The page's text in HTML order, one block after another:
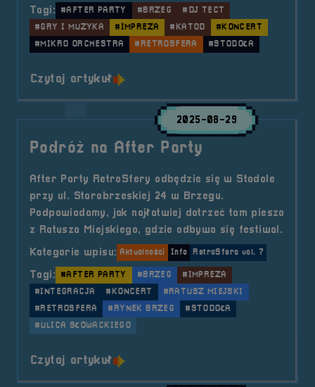
Tagi: #AFTER PARTY #BRZEG
#DJ TECT
#GRY I MUZYKA
#IMPREZA #KATOD
#KONCERT
#MIKRO ORCHESTRA
#RETROSFERA #STODOŁA
Czytaj artykuło tytule After Party Festiwalu
2025-08-29
Podróż na After Party
After Party RetroSfery odbędzie się w Stodole
przy ul. Starobrzeskiej 24 w Brzegu.
Podpowiadamy, jak najłatwiej dotrzeć tam pieszo
z Ratusza Miejskiego, gdzie odbywa się festiwal.
Kategorie wpisu: Aktualności Info RetroSfera vol. 7
Tagi: #AFTER PARTY #BRZEG
#IMPREZA
#INTEGRACJA
#KONCERT
#RATUSZ MIEJSKI
#RETROSFERA
#RYNEK BRZEG
#STODOŁA
#ULICA SŁOWACKIEGO
Czytaj artykuło tytule Podróż na After Party